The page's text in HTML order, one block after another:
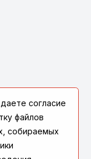
согласие
файлов
собираемых